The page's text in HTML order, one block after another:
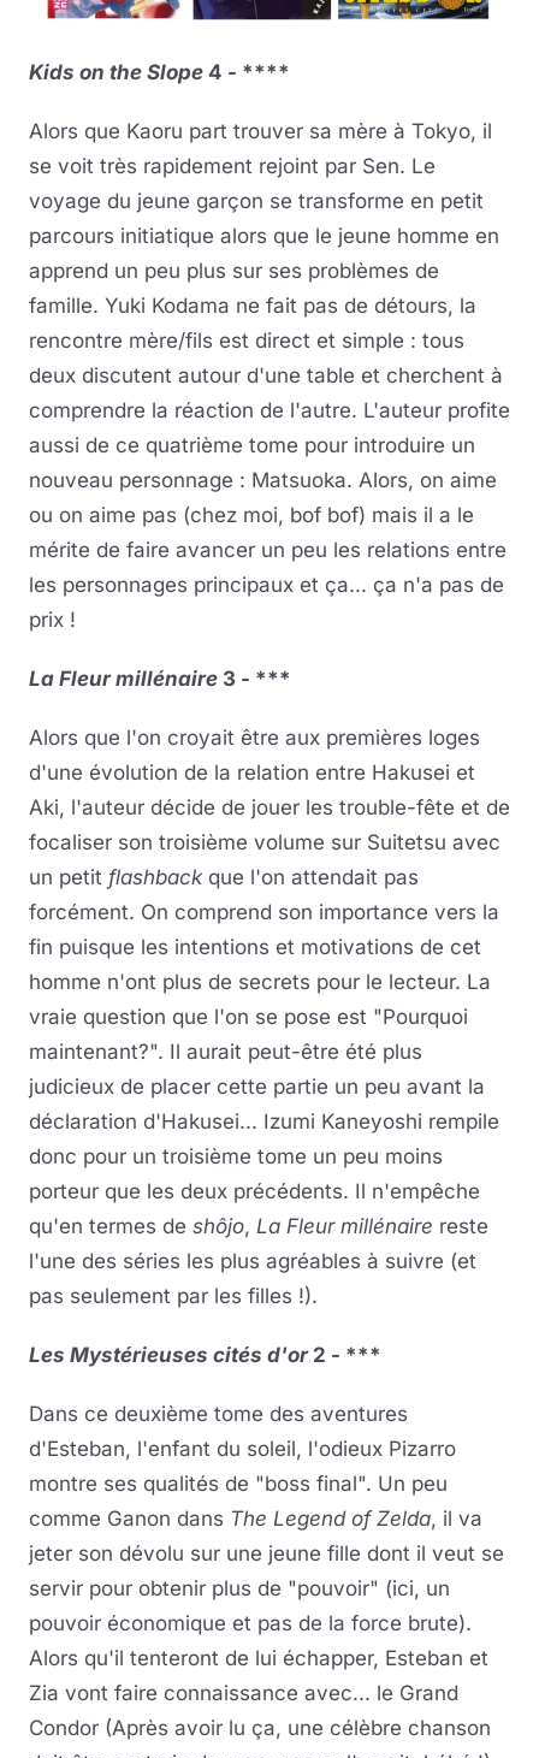
Kids on the Slope 4 - ****
Alors que Kaoru part trouver sa mère à Tokyo, il
se voit très rapidement rejoint par Sen. Le
voyage du jeune garçon se transforme en petit
parcours initiatique alors que le jeune homme en
apprend un peu plus sur ses problèmes de
famille. Yuki Kodama ne fait pas de détours, la
rencontre mère/fils est direct et simple : tous
deux discutent autour d'une table et cherchent à
comprendre la réaction de l'autre. L'auteur profite
aussi de ce quatrième tome pour introduire un
nouveau personnage : Matsuoka. Alors, on aime
ou on aime pas (chez moi, bof bof) mais il a le
mérite de faire avancer un peu les relations entre
les personnages principaux et ça... ça n'a pas de
prix !
La Fleur millénaire 3 - ***
Alors que l'on croyait être aux premières loges
d'une évolution de la relation entre Hakusei et
Aki, l'auteur décide de jouer les trouble-fête et de
focaliser son troisième volume sur Suitetsu avec
un petit flashback que l'on attendait pas
forcément. On comprend son importance vers la
fin puisque les intentions et motivations de cet
homme n'ont plus de secrets pour le lecteur. La
vraie question que l'on se pose est "Pourquoi
maintenant?". Il aurait peut-être été plus
judicieux de placer cette partie un peu avant la
déclaration d'Hakusei... Izumi Kaneyoshi rempile
donc pour un troisième tome un peu moins
porteur que les deux précédents. Il n'empêche
qu'en termes de shôjo, La Fleur millénaire reste
l'une des séries les plus agréables à suivre (et
pas seulement par les filles !).
Les Mystérieuses cités d'or 2 - ***
Dans ce deuxième tome des aventures
d'Esteban, l'enfant du soleil, l'odieux Pizarro
montre ses qualités de "boss final". Un peu
comme Ganon dans The Legend of Zelda, il va
jeter son dévolu sur une jeune fille dont il veut se
servir pour obtenir plus de "pouvoir" (ici, un
pouvoir économique et pas de la force brute).
Alors qu'il tenteront de lui échapper, Esteban et
Zia vont faire connaissance avec... le Grand
Condor (Après avoir lu ça, une célèbre chanson